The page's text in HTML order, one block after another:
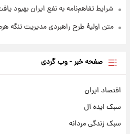
شرایط تفاهم‌نامه به نفع ایران بهبود
متن اولیۀ طرح راهبردی مدیریت تنگه
صفحه خبر - وب گردی
اقتصاد ایران
سبک ایده آل
سبک زندگی مردانه